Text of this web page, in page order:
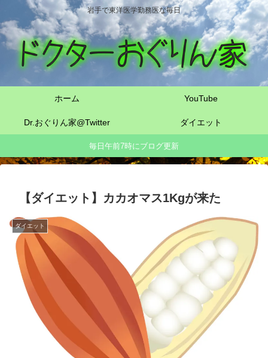
岩手で東洋医学勤務医な毎日
ホーム YouTube
Dr.おぐりん家@Twitter ダイエット
毎日午前7時にブログ更新
【ダイエット】カカオマス1Kgが来た
ダイエット